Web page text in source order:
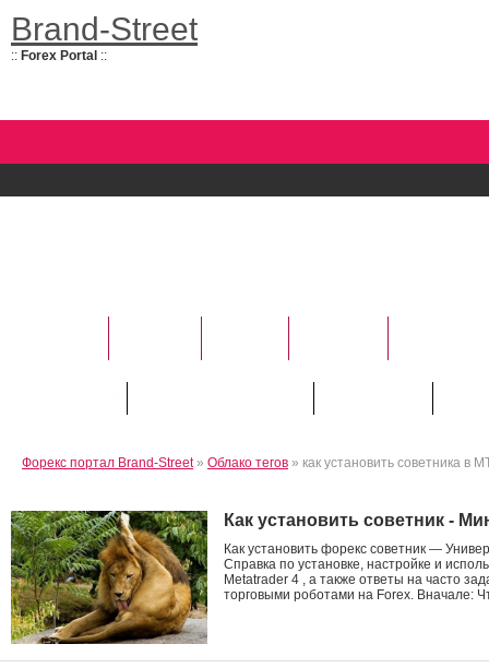
Brand-Street
:: Forex Portal ::
Форекс портал Brand-Street» Облако тегов » как установить советника в
Как установить советник -
Как установить форекс советник —
Справка по установке, настройке и
Metatrader 4 , а также ответы на часто
торговыми роботами на Forex. Вначале: